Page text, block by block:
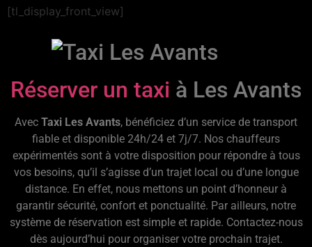
[tl_display_front_view]
Réserver un taxi à Les Avants
Avec Taxi Les Avants, bénéficiez d’un service de transport
fiable et disponible 24h/24 et 7j/7. Nos chauffeurs
expérimentés sont à votre disposition pour répondre à tous
vos besoins, qu’il s’agisse d’un trajet local ou d’une longue
distance. En effet, nous mettons un point d’honneur à
garantir sécurité, confort et ponctualité. Par ailleurs, notre
système de réservation est simple et rapide. Contactez-nous
dès aujourd’hui pour organiser votre prochain trajet.